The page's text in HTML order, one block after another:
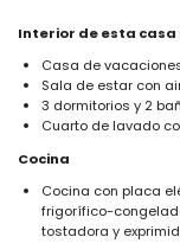
Interior de esta casa
Casa de
Sala de estar con
3 dormitorios y 2
Cuarto de lavado
Cocina
Cocina con placa
frigorífico-
tostadora y